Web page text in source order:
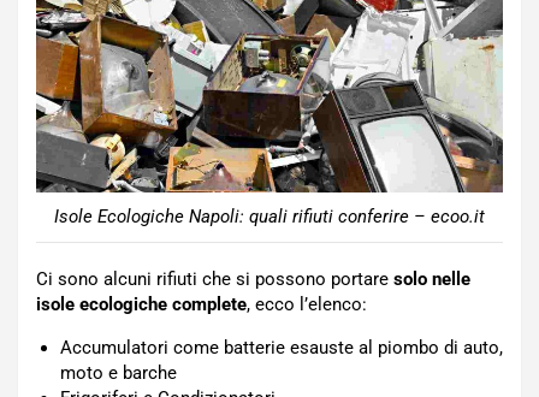
Isole Ecologiche Napoli: quali rifiuti conferire – ecoo.it
Ci sono alcuni rifiuti che si possono portare solo nelle
isole ecologiche complete, ecco l’elenco:
Accumulatori come batterie esauste al piombo di auto,
moto e barche